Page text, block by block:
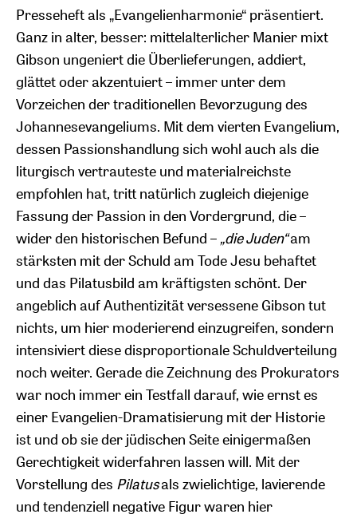
Presseheft als „Evangelienharmonie“ präsentiert.
Ganz in alter, besser: mittelalterlicher Manier mixt
Gibson ungeniert die Überlieferungen, addiert,
glättet oder akzentuiert – immer unter dem
Vorzeichen der traditionellen Bevorzugung des
Johannesevangeliums. Mit dem vierten Evangelium,
dessen Passionshandlung sich wohl auch als die
liturgisch vertrauteste und materialreichste
empfohlen hat, tritt natürlich zugleich diejenige
Fassung der Passion in den Vordergrund, die –
wider den historischen Befund – „die Juden“am
stärksten mit der Schuld am Tode Jesu behaftet
und das Pilatusbild am kräftigsten schönt. Der
angeblich auf Authentizität versessene Gibson tut
nichts, um hier moderierend einzugreifen, sondern
intensiviert diese disproportionale Schuldverteilung
noch weiter. Gerade die Zeichnung des Prokurators
war noch immer ein Testfall darauf, wie ernst es
einer Evangelien-Dramatisierung mit der Historie
ist und ob sie der jüdischen Seite einigermaßen
Gerechtigkeit widerfahren lassen will. Mit der
Vorstellung des Pilatusals zwielichtige, lavierende
und tendenziell negative Figur waren hier